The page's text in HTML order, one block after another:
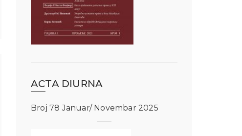
ACTA DIURNA
Broj 78 Januar/ Novembar 2025